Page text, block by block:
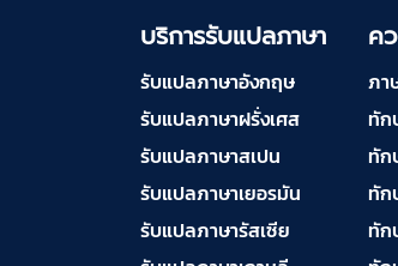
พม่า ราคาเริ่มต้น
บริการรับแปลภาษ
กัมพูชา ราคาเริ่มต้น
บริการรับแปลภาษ
บริการรับแปลภาษา
รับแปลภาษาอังกฤษ
รับแปลภาษาฝรั่งเศส
รับแปลภาษาสเปน
รับแปลภาษาเยอรมัน
รับแปลภาษารัสเซีย
ค
ภา
ทัก
ทัก
ทัก
ทัก